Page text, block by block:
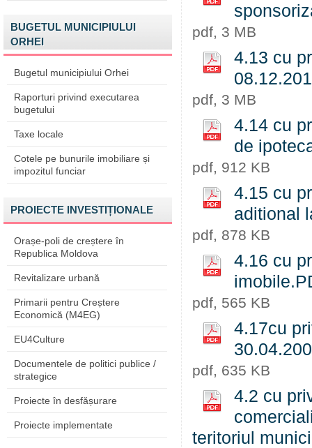
BUGETUL MUNICIPIULUI
ORHEI
Bugetul municipiului Orhei
Raporturi privind executarea
bugetului
Taxe locale
Cotele pe bunurile imobiliare și
impozitul funciar
PROIECTE INVESTIȚIONALE
Orașe-poli de creștere în
Republica Moldova
Revitalizare urbană
Primarii pentru Creștere
Economică (M4EG)
EU4Culture
Documentele de politici publice /
strategice
Proiecte în desfășurare
Proiecte implementate
pdf, 3 MB
4.13 cu
pdf, 3 MB
4.14 cu
de
pdf, 912 KB
4.15 cu
aditional
pdf, 878 KB
4.16 cu
pdf, 565 KB
4.17cu
pdf, 635 KB
4.2 cu
teritoriul